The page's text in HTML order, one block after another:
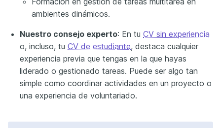
ambientes dinámicos.
Nuestro consejo experto: En tu CV sin experiencia
o, incluso, tu CV de estudiante, destaca cualquier
experiencia previa que tengas en la que hayas
liderado o gestionado tareas. Puede ser algo tan
simple como coordinar actividades en un proyecto o
una experiencia de voluntariado.